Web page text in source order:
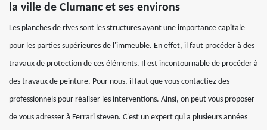
la ville de Clumanc et ses environs
Les planches de rives sont les structures ayant une importance capitale
pour les parties supérieures de l'immeuble. En effet, il faut procéder à des
travaux de protection de ces éléments. Il est incontournable de procéder à
des travaux de peinture. Pour nous, il faut que vous contactiez des
professionnels pour réaliser les interventions. Ainsi, on peut vous proposer
de vous adresser à Ferrari steven. C'est un expert qui a plusieurs années